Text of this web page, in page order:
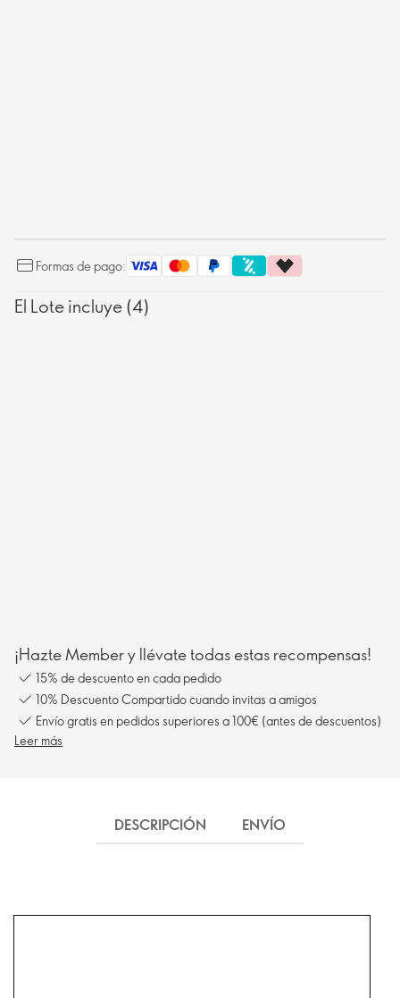
Formas de pago:
El Lote incluye (4)
¡Hazte Member y llévate todas estas recompensas!
15% de descuento en cada pedido
10% Descuento Compartido cuando invitas a amigos
Envío gratis en pedidos superiores a 100€ (antes de descuentos)
Leer más
DESCRIPCIÓN ENVÍO